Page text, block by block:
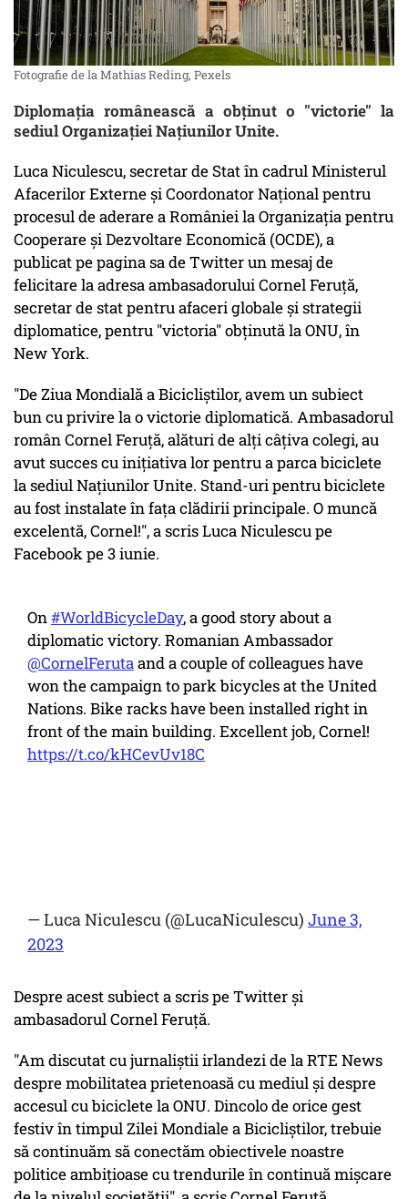
Fotografie de la Mathias Reding, Pexels
Diplomaţia românească a obţinut o "victorie" la
sediul Organizaţiei Naţiunilor Unite.
Luca Niculescu, secretar de Stat în cadrul Ministerul
Afacerilor Externe și Coordonator Național pentru
procesul de aderare a României la Organizația pentru
Cooperare și Dezvoltare Economică (OCDE), a
publicat pe pagina sa de Twitter un mesaj de
felicitare la adresa ambasadorului Cornel Feruţă,
secretar de stat pentru afaceri globale și strategii
diplomatice, pentru "victoria" obţinută la ONU, în
New York.
"De Ziua Mondială a Bicicliştilor, avem un subiect
bun cu privire la o victorie diplomatică. Ambasadorul
român Cornel Feruţă, alături de alţi câţiva colegi, au
avut succes cu iniţiativa lor pentru a parca biciclete
la sediul Naţiunilor Unite. Stand-uri pentru biciclete
au fost instalate în faţa clădirii principale. O muncă
excelentă, Cornel!", a scris Luca Niculescu pe
Facebook pe 3 iunie.
On#WorldBicycleDay, a good story about a
diplomatic victory. Romanian Ambassador
@CornelFerutaand a couple of colleagues have
won the campaign to park bicycles at the United
Nations. Bike racks have been installed right in
front of the main building. Excellent job, Cornel!
https://t.co/kHCevUv18C
— Luca Niculescu (@LucaNiculescu) June 3,
2023
Despre acest subiect a scris pe Twitter şi
ambasadorul Cornel Feruţă.
"Am discutat cu jurnaliştii irlandezi de la RTE News
despre mobilitatea prietenoasă cu mediul şi despre
accesul cu biciclete la ONU. Dincolo de orice gest
festiv în timpul Zilei Mondiale a Bicicliştilor, trebuie
să continuăm să conectăm obiectivele noastre
politice ambiţioase cu trendurile în continuă mişcare